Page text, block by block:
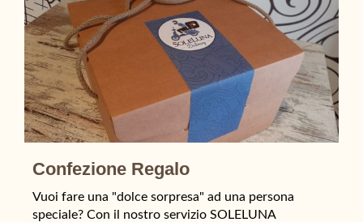
Confezione Regalo
Vuoi fare una "dolce sorpresa" ad una persona
speciale? Con il nostro servizio SOLELUNA